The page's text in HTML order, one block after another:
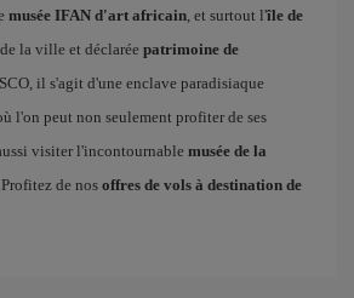
musée IFAN d'art africain, et surtout l'île de
la ville et déclarée patrimoine de
il s'agit d'une enclave paradisiaque
l'on peut non seulement profiter de ses
visiter l'incontournable musée de la
Profitez de nos offres de vols à destination de